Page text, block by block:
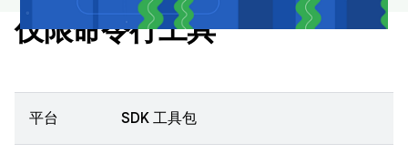
仅限命令行工具
平台 SDK 工具包